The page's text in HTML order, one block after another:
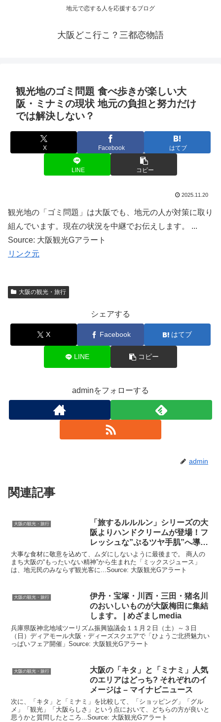
地元で恋する人を応援するブログ
大阪どこ行こ？三都恋物語
観光地のゴミ問題 食べ歩きが楽しい大
阪 ・ミナミの現状 地元の負担と努力だけ
では解決しない？
X Facebook はてブ
LINE コピー
2025.11.20
観光地の「ゴミ問題」は大阪でも、地元の人が対策に取り
組んでいます。現在の状況を中継でお伝えします。 ...
Source: 大阪観光Gアラート
リンク元
大阪の観光・旅行
シェアする
X Facebook はてブ
LINE コピー
adminをフォローする
admin
関連記事
大阪の観光・旅行 「旅するルルルン」シリーズの大
阪よりハンドクリームが登場！フ
レッシュな”ぷるツヤ手肌”へ導く
…
大事な食材に敬意を込めて、ムダにしないように最後まで。 商人の
まち大阪の“もったいない精神”から生まれた「ミックスジュース」
は、地元民のみならず観光客に...Source: 大阪観光Gアラート
大阪の観光・旅行
伊丹・宝塚・川西・三田・猪名川
のおいしいものが大阪梅田に集結
します。 | めざましmedia
兵庫県阪神北地域ツーリズム振興協議会１１月２日（土）～３日
（日）ディアモール大阪・ディーズスクエアで「ひょうご北摂魅力い
っぱいフェア開催」Source: 大阪観光Gアラート
大阪の観光・旅行 大阪の「キタ」と「ミナミ」人気
のエリアはどっち? それぞれのイ
メージは – マイナビニュース
次に、「キタ」と「ミナミ」を比較して、「ショッピング」「グル
メ」「観光」「大阪らしさ」という点において、どちらの方が良いと
思うかと質問したところ...Source: 大阪観光Gアラート